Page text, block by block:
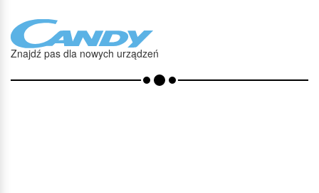
Znajdź pas dla nowych urządzeń